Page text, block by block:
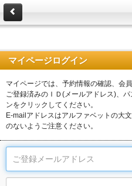
マイページログイン
マイページでは、予約情報の確認、会
ご登録済みのＩＤ(メールアドレス)、
ンをクリックしてください。
E-mailアドレスはアルファベットの大
のないようご注意ください。